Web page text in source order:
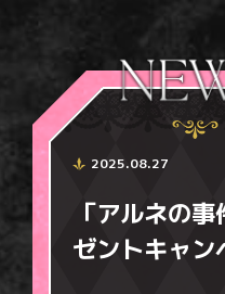
2025.08.27
「アルネの
ゼントキャン